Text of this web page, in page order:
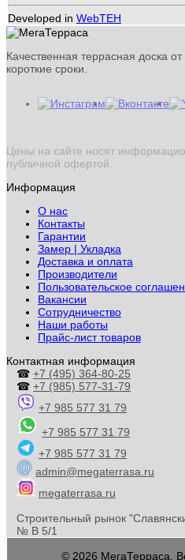
Developed in WebTEH
Качественная террасная доска
короткие сроки.
Цены на сайте носят
публичной офертой.
Информация
О нас
Контакты
Гарантии
Замер | Укладка
Доставка и оплата
Производители
Пользовательское
Вакансии
Сотрудничество
Наши работы
Прайс-лист товаров
Контактная информация
☎ +7 (495) 364-80-25
☎ +7 (985) 577-31-79
+7 985 577 31 79
+7 985 577 31 79
+7 985 577 31 79
admin@megaterrasa.ru
megaterrasa.ru
Строительный рынок
№ В 5/1
© 2026 МегаТерраса.